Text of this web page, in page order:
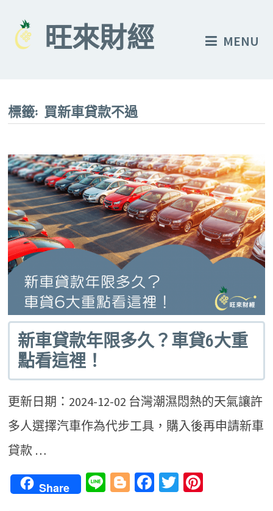
content
旺來財經 MENU
標籤: 買新車貸款不過
新車貸款年限多久？車貸6大重
點看這裡！
更新日期：2024-12-02 台灣潮濕悶熱的天氣讓許
多人選擇汽車作為代步工具，購入後再申請新車
貸款 …
Share LineBlogger
Facebook
Twitter